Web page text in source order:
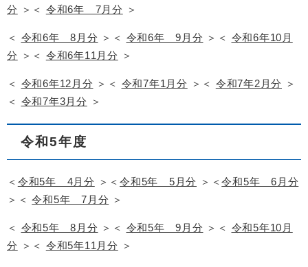
分 ＞＜ 令和6年 7月分 ＞
＜ 令和6年 8月分 ＞＜ 令和6年 9月分 ＞＜ 令和6年10月
分 ＞＜ 令和6年11月分 ＞
＜ 令和6年12月分 ＞＜ 令和7年1月分 ＞＜ 令和7年2月分 ＞
＜ 令和7年3月分 ＞
令和5年度
＜ 令和5年 4月分 ＞＜ 令和5年 5月分 ＞＜令和5年 6月分
＞＜令和5年 7月分 ＞
＜ 令和5年 8月分 ＞＜ 令和5年 9月分 ＞＜ 令和5年10月
分 ＞＜ 令和5年11月分 ＞